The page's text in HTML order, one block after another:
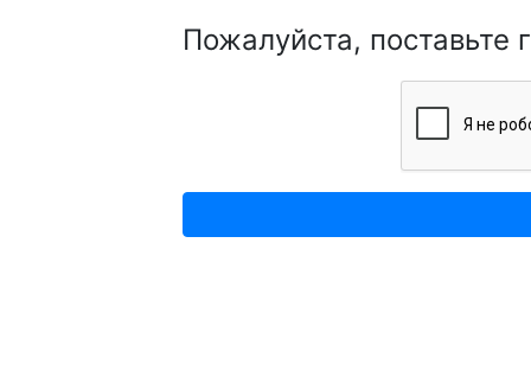
Пожалуйста, поставьте